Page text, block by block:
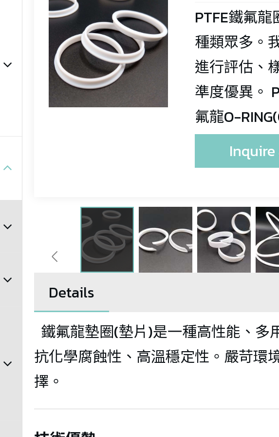
Teflon
sleeve/
y
Teflon
Teflon
Teflon
bellows
tube
lined
Teflon
cloth-
special
Teflon
Teflon
gasket/
Teflon
copic
Teflon
elastic
Teflon
Teflon
rod
Teflon
tube
Teflon
EPDM
Knowledge
Base
duct(-70°C/+3
00°C)
LT-427
Aluminum foil
high
temperature
duct
(GB8624B1
level
combustion t
temperature
resistant
insulation
00°C)
resistant
telescopic
duct(-30℃ /
+80℃)
LT-409 Nylon
LT-410 High
temperature
resistant
telescopic
LT-412 High
temperature
aluminum foil
PTFE鐵氟
種類眾多。
進行評估、
準度優異。
氟龍O-
Details
鐵氟龍墊圈(墊片)是一種高性能、多
抗化學腐蝕性、高溫穩定性。嚴苛環
擇。